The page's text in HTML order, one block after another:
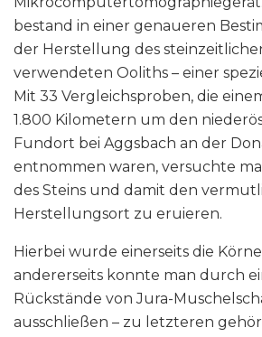
bestand in einer genaueren
der Herstellung des
verwendeten Ooliths – einer
Mit 33 Vergleichsproben, die
1.800 Kilometern um den
Fundort bei Aggsbach an der
entnommen waren, versuchte
des Steins und damit den
Herstellungsort zu eruieren.
Hierbei wurde einerseits die
andererseits konnte man durch
Rückstände von Jura-
ausschließen – zu letzteren